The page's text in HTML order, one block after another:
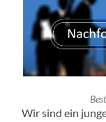
Wir sind ein